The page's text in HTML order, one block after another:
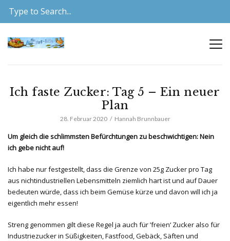
Ich faste Zucker: Tag 5 – Ein neuer
Plan
28. Februar 2020 Hannah Brunnbauer
Um gleich die schlimmsten Befürchtungen zu beschwichtigen: Nein
ich gebe nicht auf!
Ich habe nur festgestellt, dass die Grenze von 25g Zucker pro Tag
aus nichtindustriellen Lebensmitteln ziemlich hart ist und auf Dauer
bedeuten würde, dass ich beim Gemüse kürze und davon will ich ja
eigentlich mehr essen!
Streng genommen gilt diese Regel ja auch für ’freien‘ Zucker also für
Industriezucker in Süßigkeiten, Fastfood, Gebäck, Säften und